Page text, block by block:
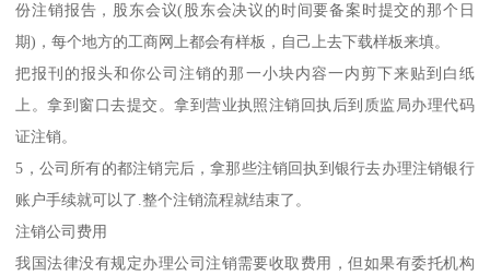
份注销报告，股东会议(股东会决议的时间要备案时提交的那个日
期)，每个地方的工商网上都会有样板，自己上去下载样板来填。
把报刊的报头和你公司注销的那一小块内容一内剪下来贴到白纸
上。拿到窗口去提交。拿到营业执照注销回执后到质监局办理代码
证注销。
5，公司所有的都注销完后，拿那些注销回执到银行去办理注销银行
账户手续就可以了.整个注销流程就结束了。
注销公司费用
我国法律没有规定办理公司注销需要收取费用，但如果有委托机构